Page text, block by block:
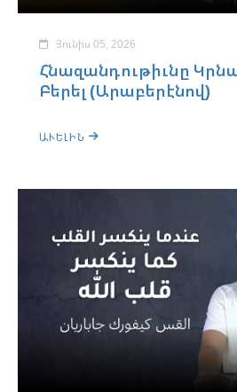
Յունիս 05, 2026
Հնազանդութիւնը
Բերել (Արաբերէնով)
ԱՒԵԼԻՆ